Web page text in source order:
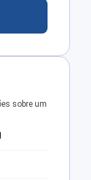
sobre um